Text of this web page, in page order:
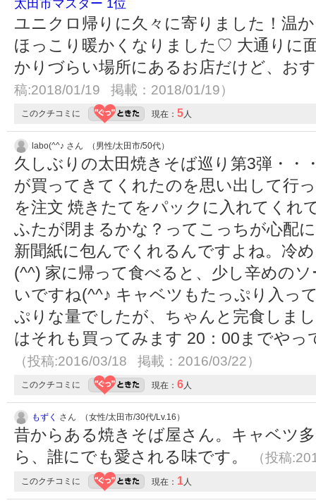
太田市マスター 1位
ユニクロ帰りに久々に寄りました！温
ほっこり暖かくなりました♡ 大通りに
かりづらい場所にあるお店だけど、お
稿:2018/01/19 掲載：2018/01/19）
このクチコミに 現在： 5 人
labo(^^♪ さん （男性/太田市/50代）
久しぶりの太田焼きそば巡り第3弾・・
が買ってきてくれたのを思い出して行
を注文 焼きたてをパックに入れてくれ
ふたが閉まるかな？ってこっちが心配
新聞紙に包んでくれるんですよね。冷
(^^) 家に帰って食べると、少し辛めの
いですね(^^♪ キャベツもたっぷり入っ
ぷりな量でしたが、ちゃんと完食しま
はそれも買ってみます 20：00までや
（投稿:2016/03/18 掲載：2016/03/22）
このクチコミに 現在： 6 人
もずく さん （女性/太田市/30代/Lv.16）
昔からある焼きそば屋さん。キャベツ
ら、誰にでも愛される味です。
（投稿
このクチコミに 現在： 1 人